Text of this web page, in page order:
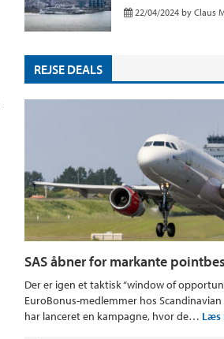
22/04/2024 by Claus
REJSE DEALS
SAS åbner for markante
Der er igen et taktisk “window of
EuroBonus-medlemmer hos
har lanceret en kampagne, hvor de… Læs